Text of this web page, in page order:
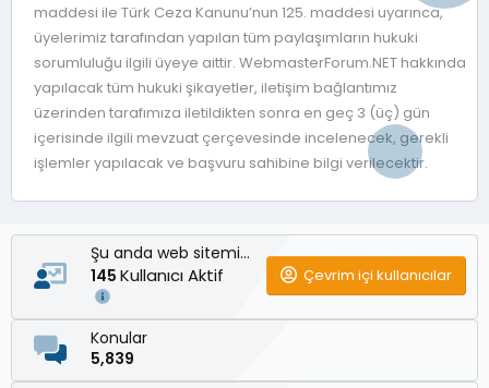
maddesi ile Türk Ceza Kanunu’nun 125. maddesi uyarınca,
üyelerimiz tarafından yapılan tüm paylaşımların hukuki
sorumluluğu ilgili üyeye aittir. WebmasterForum.NET hakkında
yapılacak tüm hukuki şikayetler, iletişim bağlantımız
üzerinden tarafımıza iletildikten sonra en geç 3 (üç) gün
içerisinde ilgili mevzuat çerçevesinde incelenecek, gerekli
işlemler yapılacak ve başvuru sahibine bilgi verilecektir.
Şu anda web sitemizde
145 Kullanıcı Aktif Çevrim içi kullanıcılar
Konular
5,839